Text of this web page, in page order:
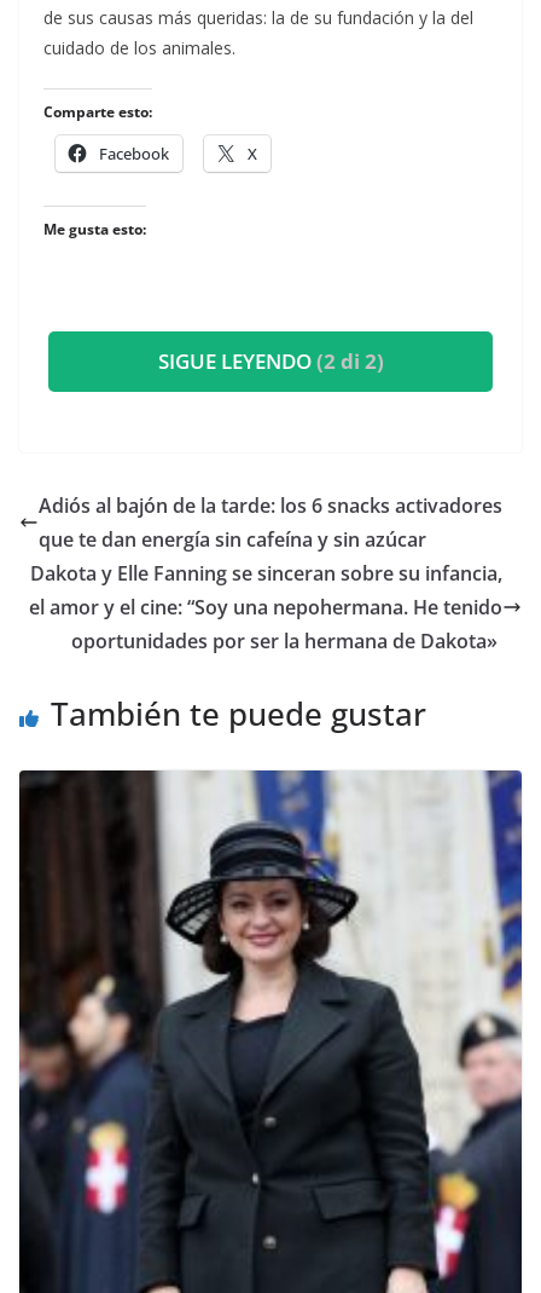
de sus causas más queridas: la de su fundación y la del
cuidado de los animales.
Comparte esto:
Facebook X
Me gusta esto:
SIGUE LEYENDO(2 di 2)
Adiós al bajón de la tarde: los 6 snacks activadores
que te dan energía sin cafeína y sin azúcar
​Dakota y Elle Fanning se sinceran sobre su infancia,
el amor y el cine: “Soy una nepohermana. He tenido
oportunidades por ser la hermana de Dakota»
También te puede gustar